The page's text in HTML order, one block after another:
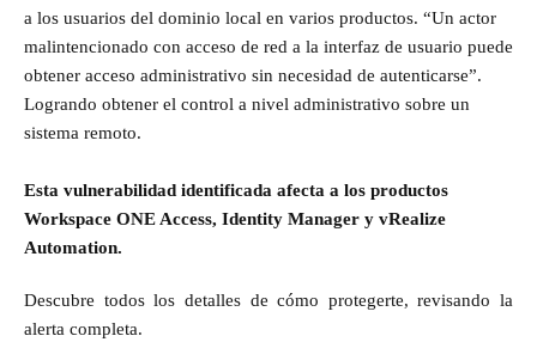
a los usuarios del dominio local en varios productos. “Un actor
malintencionado con acceso de red a la interfaz de usuario puede
obtener acceso administrativo sin necesidad de autenticarse”.
Logrando obtener el control a nivel administrativo sobre un
sistema remoto.
Esta vulnerabilidad identificada afecta a los productos
Workspace ONE Access, Identity Manager y vRealize
Automation.
Descubre todos los detalles de cómo protegerte, revisando la
alerta completa.